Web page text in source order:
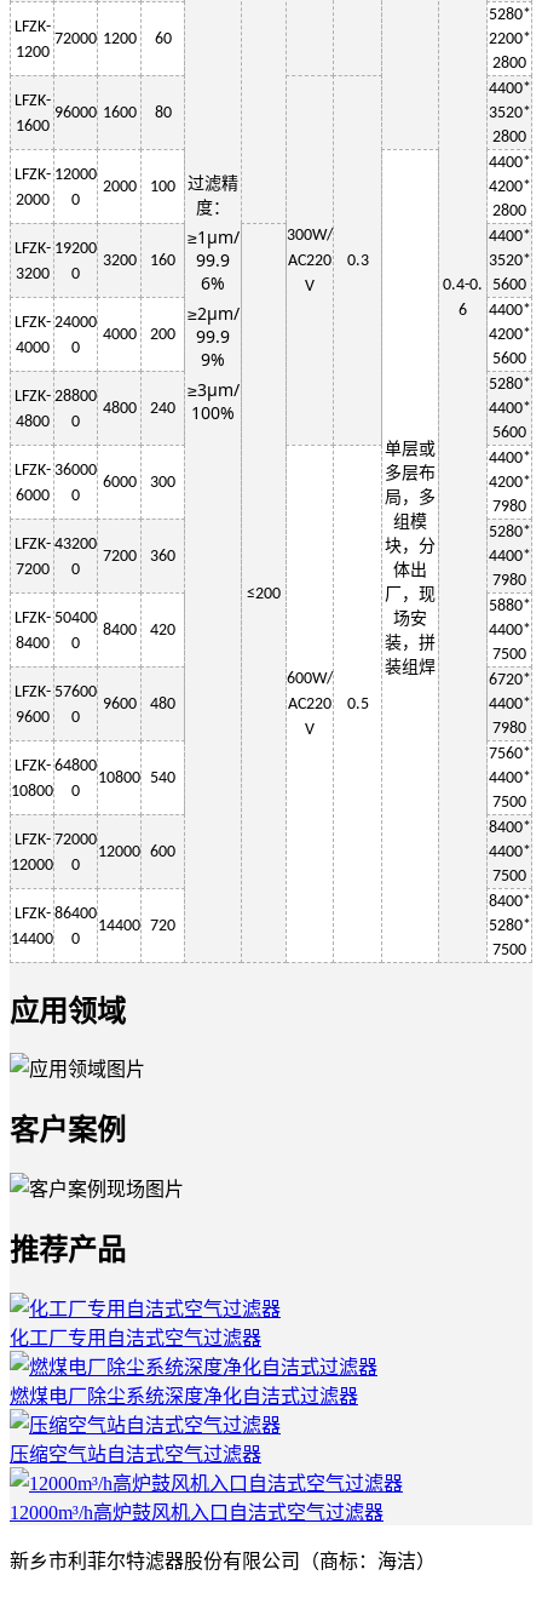
过滤精
度：
≥1μm/
99.9
6%
≥2μm/
99.9
9%
≥3μm/
100%
0.4-0.
6
LFZK-
1200
72000 1200 60
5280*
2200*
2800
LFZK-
1600
96000 1600 80
300W/
AC220
V
0.3
4400*
3520*
2800
LFZK-
2000
12000
0
2000 100
单层或
多层布
局，多
组模
块，分
体出
厂，现
场安
装，拼
装组焊
4400*
4200*
2800
LFZK-
3200
19200
0
3200 160
≤200
4400*
3520*
5600
LFZK-
4000
24000
0
4000 200
4400*
4200*
5600
LFZK-
4800
28800
0
4800 240
5280*
4400*
5600
LFZK-
6000
36000
0
6000 300
600W/
AC220
V
0.5
4400*
4200*
7980
LFZK-
7200
43200
0
7200 360
5280*
4400*
7980
LFZK-
8400
50400
0
8400 420
5880*
4400*
7500
LFZK-
9600
57600
0
9600 480
6720*
4400*
7980
LFZK-
10800
64800
0
10800 540
7560*
4400*
7500
LFZK-
12000
72000
0
12000 600
8400*
4400*
7500
LFZK-
14400
86400
0
14400 720
8400*
5280*
7500
应用领域
客户案例
推荐产品
化工厂专用自洁式空气过滤器
燃煤电厂除尘系统深度净化自洁式过滤器
压缩空气站自洁式空气过滤器
12000m³/h高炉鼓风机入口自洁式空气过滤器
新乡市利菲尔特滤器股份有限公司（商标：海洁）